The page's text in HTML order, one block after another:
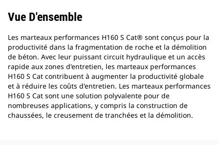
Vue D'ensemble
Les marteaux performances H160 S Cat® sont conçus pour la
productivité dans la fragmentation de roche et la démolition
de béton. Avec leur puissant circuit hydraulique et un accès
rapide aux zones d'entretien, les marteaux performances
H160 S Cat contribuent à augmenter la productivité globale
et à réduire les coûts d'entretien. Les marteaux performances
H160 S Cat sont une solution polyvalente pour de
nombreuses applications, y compris la construction de
chaussées, le creusement de tranchées et la démolition.